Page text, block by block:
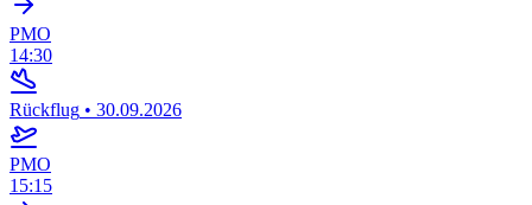
PMO
14:30
Rückflug • 30.09.2026
PMO
15:15